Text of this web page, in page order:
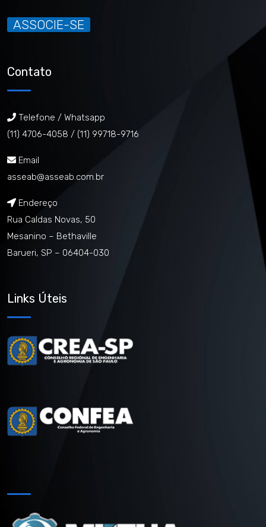
ASSOCIE-SE
Contato
Telefone / Whatsapp
(11) 4706-4058 / (11) 99718-9716
Email
asseab@asseab.com.br
Endereço
Rua Caldas Novas, 50
Mesanino – Bethaville
Barueri, SP – 06404-030
Links Úteis